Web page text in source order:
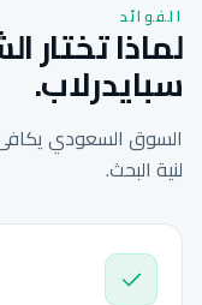
الفوائد
لماذا تختار
سبايدرلاب.
السوق السعودي
لنية البحث.